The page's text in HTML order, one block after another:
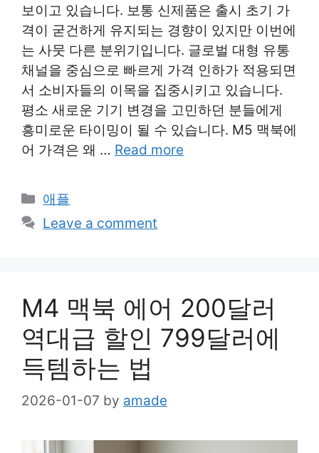
보이고 있습니다. 보통 신제품은 출시 초기 가
격이 굳건하게 유지되는 경향이 있지만 이번에
는 사뭇 다른 분위기입니다. 글로벌 대형 유통
채널을 중심으로 빠르게 가격 인하가 적용되면
서 소비자들의 이목을 집중시키고 있습니다.
평소 새로운 기기 변경을 고민하던 분들에게
흥미로운 타이밍이 될 수 있습니다. M5 맥북에
어 가격은 왜 … Read more
Categories
애플
Leave a comment
M4 맥북 에어 200달러
역대급 할인 799달러에
득템하는 법
2026-01-07 by amade